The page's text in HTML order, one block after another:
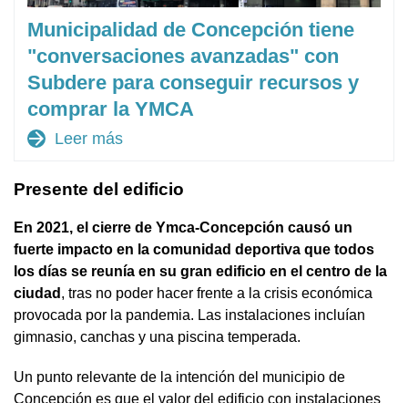
Municipalidad de Concepción tiene
"conversaciones avanzadas" con
Subdere para conseguir recursos y
comprar la YMCA
arrow_forward Leer más
Presente del edificio
En 2021, el cierre de Ymca-Concepción causó un
fuerte impacto en la comunidad deportiva que todos
los días se reunía en su gran edificio en el centro de la
ciudad , tras no poder hacer frente a la crisis económica
provocada por la pandemia. Las instalaciones incluían
gimnasio, canchas y una piscina temperada.
Un punto relevante de la intención del municipio de
Concepción es que el valor del edificio con instalaciones